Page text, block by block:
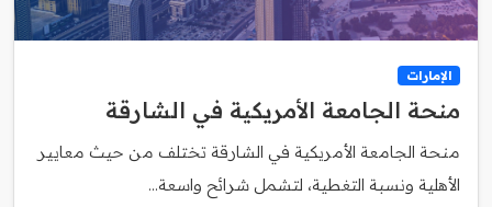
الإمارات
منحة الجامعة الأمريكية في الشارقة
منحة الجامعة الأمريكية في الشارقة تختلف من حيث معايير
الأهلية ونسبة التغطية، لتشمل شرائح واسعة...